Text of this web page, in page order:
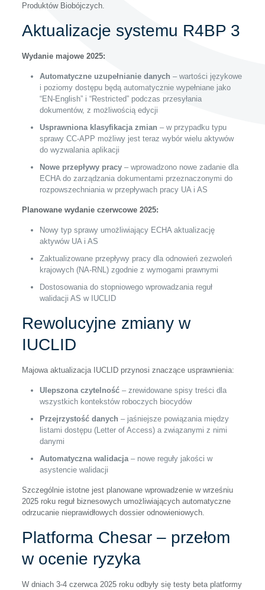
Produktów Biobójczych.
Aktualizacje systemu R4BP 3
Wydanie majowe 2025:
Automatyczne uzupełnianie danych – wartości językowe
i poziomy dostępu będą automatycznie wypełniane jako
“EN-English” i “Restricted” podczas przesyłania
dokumentów, z możliwością edycji
Usprawniona klasyfikacja zmian – w przypadku typu
sprawy CC-APP możliwy jest teraz wybór wielu aktywów
do wyzwalania aplikacji
Nowe przepływy pracy– wprowadzono nowe zadanie dla
ECHA do zarządzania dokumentami przeznaczonymi do
rozpowszechniania w przepływach pracy UA i AS
Planowane wydanie czerwcowe 2025:
Nowy typ sprawy umożliwiający ECHA aktualizację
aktywów UA i AS
Zaktualizowane przepływy pracy dla odnowień zezwoleń
krajowych (NA-RNL) zgodnie z wymogami prawnymi
Dostosowania do stopniowego wprowadzania reguł
walidacji AS w IUCLID
Rewolucyjne zmiany w
IUCLID
Majowa aktualizacja IUCLID przynosi znaczące usprawnienia:
Ulepszona czytelność– zrewidowane spisy treści dla
wszystkich kontekstów roboczych biocydów
Przejrzystość danych – jaśniejsze powiązania między
listami dostępu (Letter of Access) a związanymi z nimi
danymi
Automatyczna walidacja– nowe reguły jakości w
asystencie walidacji
Szczególnie istotne jest planowane wprowadzenie w wrześniu
2025 roku reguł biznesowych umożliwiających automatyczne
odrzucanie nieprawidłowych dossier odnowieniowych.
Platforma Chesar – przełom
w ocenie ryzyka
W dniach 3-4 czerwca 2025 roku odbyły się testy beta platformy